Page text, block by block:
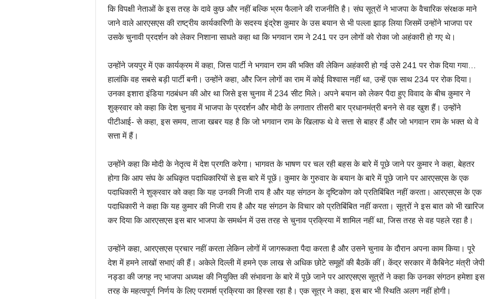
कि विपक्षी नेताओं के इस तरह के दावे कुछ और नहीं बल्कि भ्रम फैलाने की राजनीति है। संघ सूत्रों ने भाजपा के वैचारिक संरक्षक माने
जाने वाले आरएसएस की राष्ट्रीय कार्यकारिणी के सदस्य इंद्रेश कुमार के उस बयान से भी पल्ला झाड़ लिया जिसमें उन्होंने भाजपा पर
उसके चुनावी प्रदर्शन को लेकर निशाना साधते कहा था कि भगवान राम ने 241 पर उन लोगों को रोका जो अहंकारी हो गए थे।
उन्होंने जयपुर में एक कार्यक्रम में कहा, जिस पार्टी ने भगवान राम की भक्ति की लेकिन अहंकारी हो गई उसे 241 पर रोक दिया गया…
हालांकि वह सबसे बड़ी पार्टी बनी। उन्होंने कहा, और जिन लोगों का राम में कोई विश्वास नहीं था, उन्हें एक साथ 234 पर रोक दिया।
उनका इशारा इंडिया गठबंधन की ओर था जिसे इस चुनाव में 234 सीट मिले। अपने बयान को लेकर पैदा हुए विवाद के बीच कुमार ने
शुक्रवार को कहा कि देश चुनाव में भाजपा के प्रदर्शन और मोदी के लगातार तीसरी बार प्रधानमंत्री बनने से वह खुश हैं। उन्होंने
पीटीआई- से कहा, इस समय, ताजा खबर यह है कि जो भगवान राम के खिलाफ थे वे सत्ता से बाहर हैं और जो भगवान राम के भक्त थे वे
सत्ता में हैं।
उन्होंने कहा कि मोदी के नेतृत्व में देश प्रगति करेगा। भागवत के भाषण पर चल रही बहस के बारे में पूछे जाने पर कुमार ने कहा, बेहतर
होगा कि आप संघ के अधिकृत पदाधिकारियों से इस बारे में पूछें। कुमार के गुरुवार के बयान के बारे में पूछे जाने पर आरएसएस के एक
पदाधिकारी ने शुक्रवार को कहा कि यह उनकी निजी राय है और यह संगठन के दृष्टिकोण को प्रतिबिंबित नहीं करता। आरएसएस के एक
पदाधिकारी ने कहा कि यह कुमार की निजी राय है और यह संगठन के विचार को प्रतिबिंबित नहीं करता। सूत्रों ने इस बात को भी खारिज
कर दिया कि आरएसएस इस बार भाजपा के समर्थन में उस तरह से चुनाव प्रक्रिया में शामिल नहीं था, जिस तरह से वह पहले रहा है।
उन्होंने कहा, आरएसएस प्रचार नहीं करता लेकिन लोगों में जागरूकता पैदा करता है और उसने चुनाव के दौरान अपना काम किया। पूरे
देश में हमने लाखों सभाएं की हैं। अकेले दिल्ली में हमने एक लाख से अधिक छोटे समूहों की बैठकें कीं। केंद्र सरकार में कैबिनेट मंत्री जेपी
नड्डा की जगह नए भाजपा अध्यक्ष की नियुक्ति की संभावना के बारे में पूछे जाने पर आरएसएस सूत्रों ने कहा कि उनका संगठन हमेशा इस
तरह के महत्वपूर्ण निर्णय के लिए परामर्श प्रक्रिया का हिस्सा रहा है। एक सूत्र ने कहा, इस बार भी स्थिति अलग नहीं होगी।